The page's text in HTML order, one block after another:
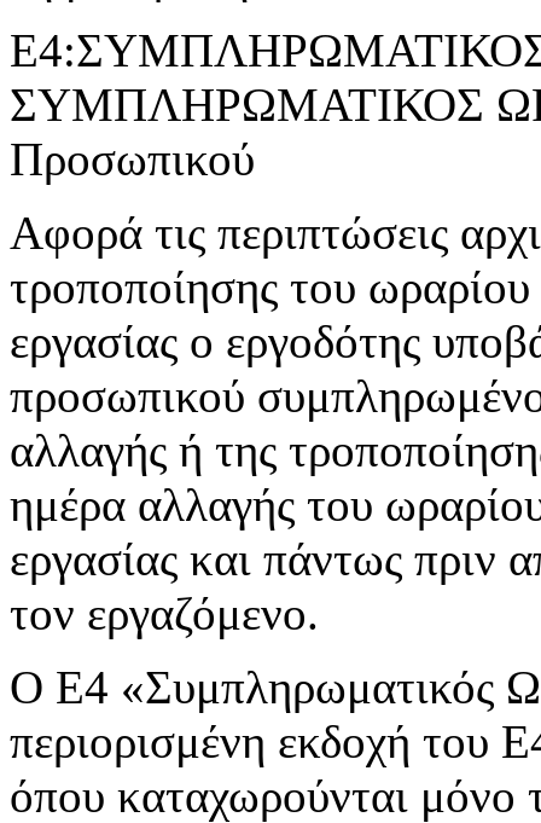
ΣΥΜΠΛΗΡΩΜΑΤΙΚΟΣ
Προσωπικού
Αφορά τις περιπτώσεις
τροποποίησης του
εργασίας ο εργοδότης
προσωπικού
αλλαγής ή της
ημέρα αλλαγής του
εργασίας και πάντως πριν
τον εργαζόμενο.
Ο Ε4 «Συμπληρωματικός
περιορισμένη εκδοχή του
όπου καταχωρούνται